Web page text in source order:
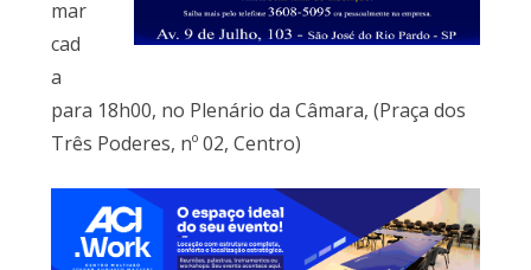
mar
cad
a
para 18h00, no Plenário da Câmara, (Praça dos
Três Poderes, nº 02, Centro)